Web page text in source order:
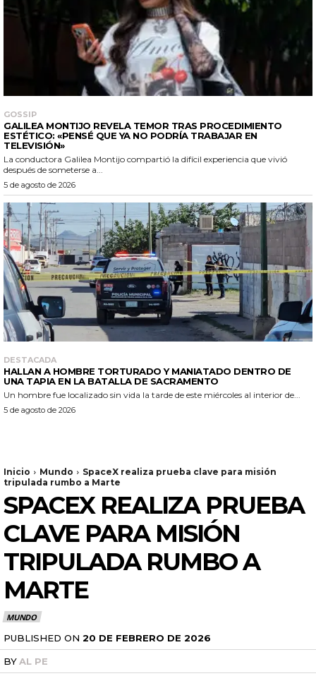
GOSSIP
GALILEA MONTIJO REVELA TEMOR TRAS PROCEDIMIENTO
ESTÉTICO: «PENSÉ QUE YA NO PODRÍA TRABAJAR EN
TELEVISIÓN»
La conductora Galilea Montijo compartió la difícil experiencia que vivió
después de someterse a...
5 de agosto de 2026
DESTACADA
HALLAN A HOMBRE TORTURADO Y MANIATADO DENTRO DE
UNA TAPIA EN LA BATALLA DE SACRAMENTO
Un hombre fue localizado sin vida la tarde de este miércoles al interior de...
5 de agosto de 2026